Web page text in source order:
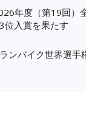
年度（第19回）
位入賞を果たす
ンバイク世界選手